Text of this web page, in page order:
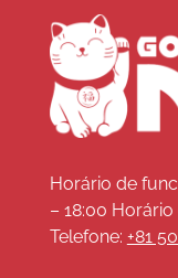
Horário de
– 18:00
Telefone: +81